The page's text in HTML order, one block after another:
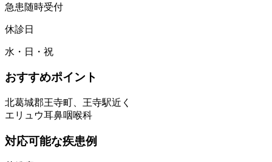
急患随時受付
休診日
水・日・祝
おすすめポイント
北葛城郡王寺町、王寺駅近く
エリュウ耳鼻咽喉科
対応可能な疾患例